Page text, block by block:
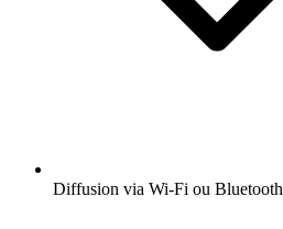
Diffusion via Wi-Fi ou Bluetooth